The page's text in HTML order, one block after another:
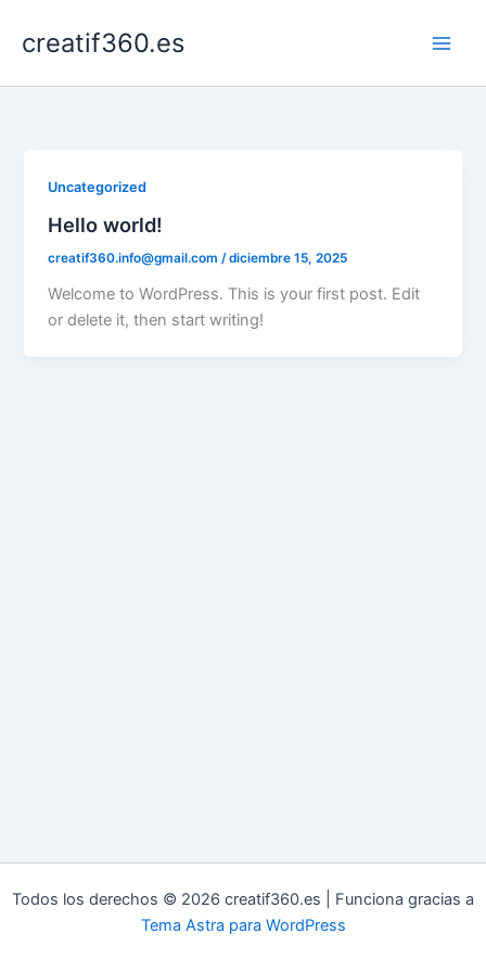
creatif360.es
Uncategorized
Hello world!
creatif360.info@gmail.com/diciembre 15, 2025
Welcome to WordPress. This is your first post. Edit
or delete it, then start writing!
Todos los derechos © 2026 creatif360.es | Funciona gracias a
Tema Astra para WordPress